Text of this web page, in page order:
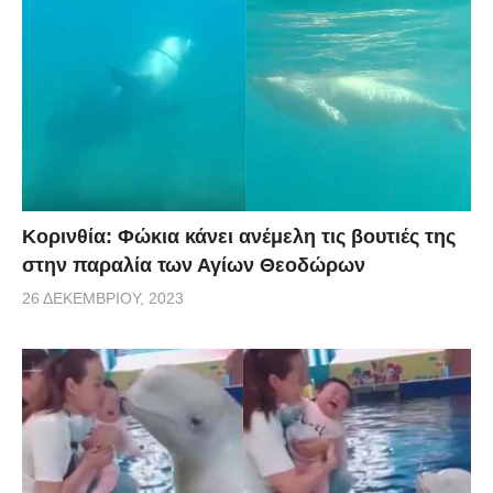
Κορινθία: Φώκια κάνει ανέμελη τις βουτιές της
στην παραλία των Αγίων Θεοδώρων
26 ΔΕΚΕΜΒΡΊΟΥ, 2023